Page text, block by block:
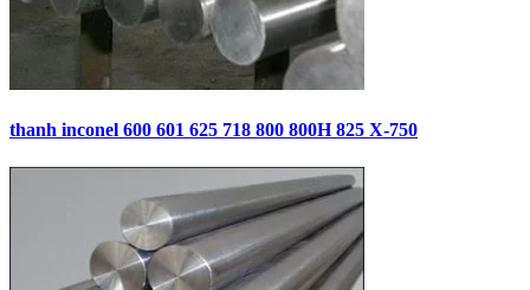
thanh inconel 600 601 625 718 800 800H 825 X-750